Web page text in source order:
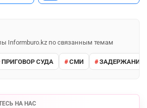
Informburo.kz по связанным темам
ПРИГОВОР СУДА СМИ ЗАДЕРЖАНИЕ
НА НАС